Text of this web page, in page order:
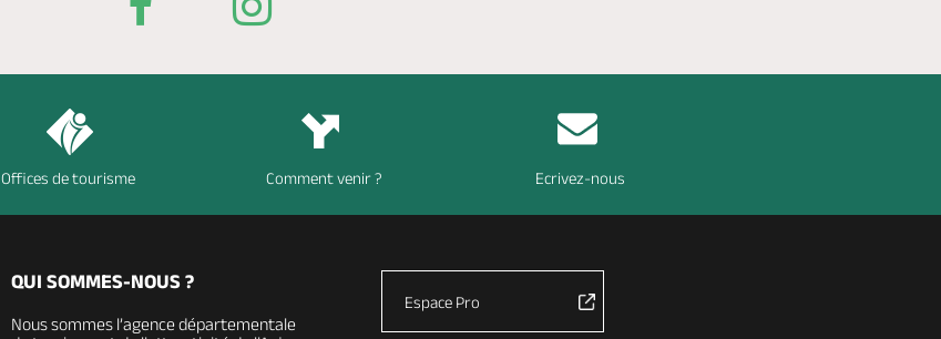
Offices de tourisme Comment venir ? Ecrivez-nous
QUI SOMMES-NOUS ?
Nous sommes l’agence départementale
Espace Pro